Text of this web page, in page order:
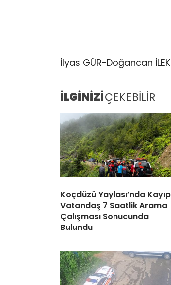
İlyas GÜR-Doğancan İLEK
İLGİNİZİÇEKEBİLİR
Koçdüzü Yaylası’nda Kayıp
Vatandaş 7 Saatlik Arama
Çalışması Sonucunda
Bulundu